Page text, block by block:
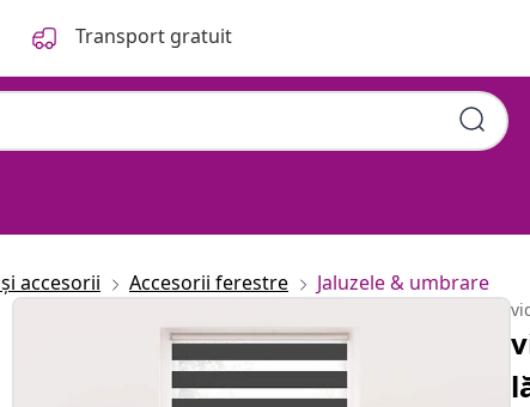
Transport gratuit
accesorii Accesorii ferestre Jaluzele & umbrare